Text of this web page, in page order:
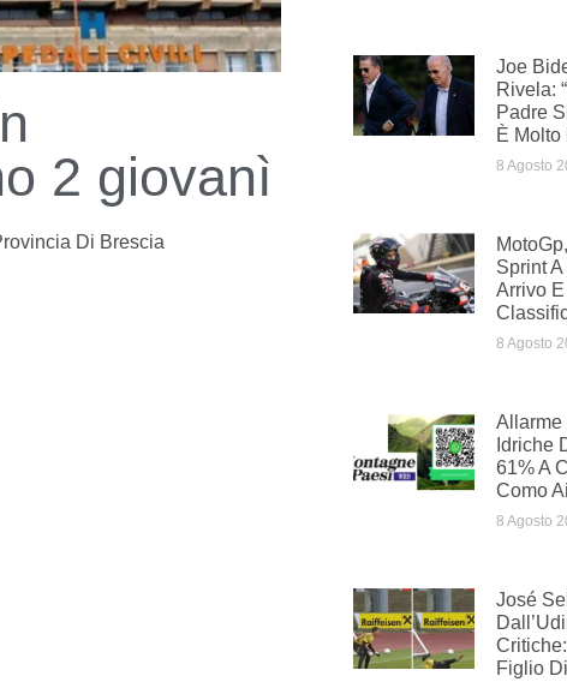
2 giovanì
Di Brescia
Joe
Rivela:
Padre
È Molto
8 Agosto
Sprint
Arrivo
8 Agosto
Allarme
Idriche
61% A
Como
8 Agosto
José
Critiche:
Figlio